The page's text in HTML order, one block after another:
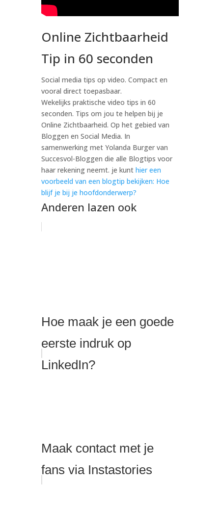
Online Zichtbaarheid
Tip in 60 seconden
Social media tips op video. Compact en
vooral direct toepasbaar.
Wekelijks praktische video tips in 60
seconden. Tips om jou te helpen bij je
Online Zichtbaarheid. Op het gebied van
Bloggen en Social Media. In
samenwerking met Yolanda Burger van
Succesvol-Bloggen die alle Blogtips voor
haar rekening neemt. je kunthier een
voorbeeld van een blogtip bekijken: Hoe
blijf je bij je hoofdonderwerp?
Anderen lazen ook
Hoe maak je een goede
eerste indruk op
LinkedIn?
Maak contact met je
fans via Instastories